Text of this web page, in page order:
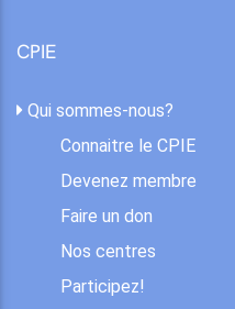
CPIE
Qui sommes-nous?
Connaitre le CPIE
Devenez membre
Faire un don
Nos centres
Participez!